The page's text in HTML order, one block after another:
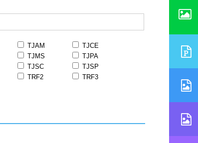
TJAM
TJCE
TJMS
TJPA
TJSC
TJSP
TRF2
TRF3